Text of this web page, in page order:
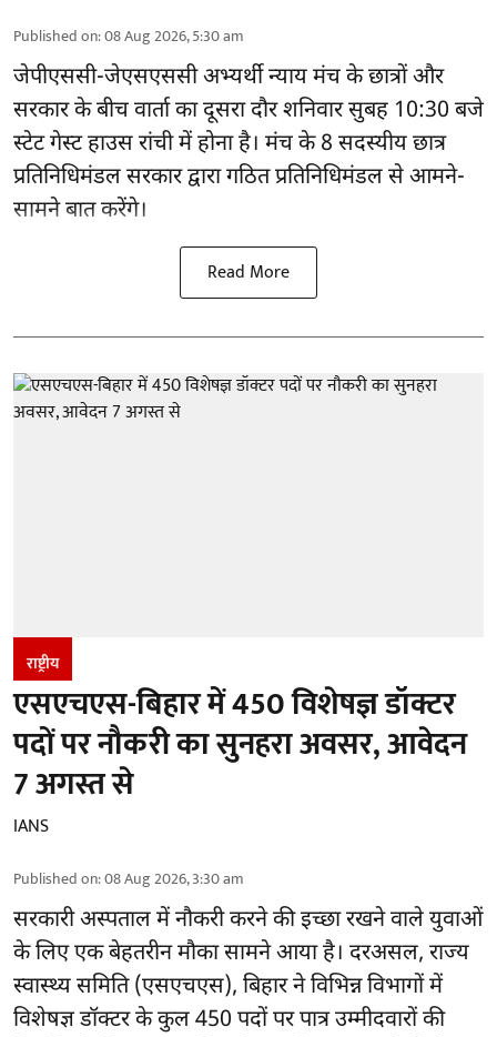
Published on:08 Aug 2026, 5:30 am
जेपीएससी-जेएसएससी अभ्यर्थीन्याय मंच के छात्रों और
सरकार के बीच वार्ता का दूसरा दौर शनिवार सुबह 10:30 बजे
स्टेट गेस्ट हाउस रांची में होना है। मंच के 8 सदस्यीय छात्र
प्रतिनिधिमंडल सरकार द्वारा गठित प्रतिनिधिमंडल से आमने-
सामने बात करेंगे।
Read More
राष्ट्रीय
एसएचएस-बिहार में 450 विशेषज्ञ डॉक्टर
पदों पर नौकरी का सुनहरा अवसर, आवेदन
7 अगस्त से
IANS
Published on:08 Aug 2026, 3:30 am
सरकारी अस्पताल में नौकरी करने की इच्छा रखने वाले युवाओं
के लिए एक बेहतरीन मौका सामने आया है। दरअसल, राज्य
स्वास्थ्य समिति (एसएचएस), बिहार ने विभिन्न विभागों में
विशेषज्ञ डॉक्टर के कुल 450 पदों पर पात्र उम्मीदवारों की